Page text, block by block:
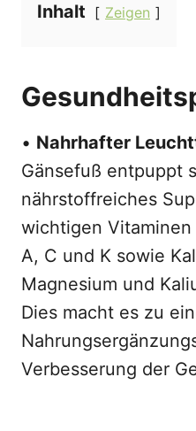
Inhalt Zeigen
• Nahrhafter
Gänsefuß entpuppt
nährstoffreiches
wichtigen
A, C und K sowie
Magnesium und
Dies macht es zu
Verbesserung der